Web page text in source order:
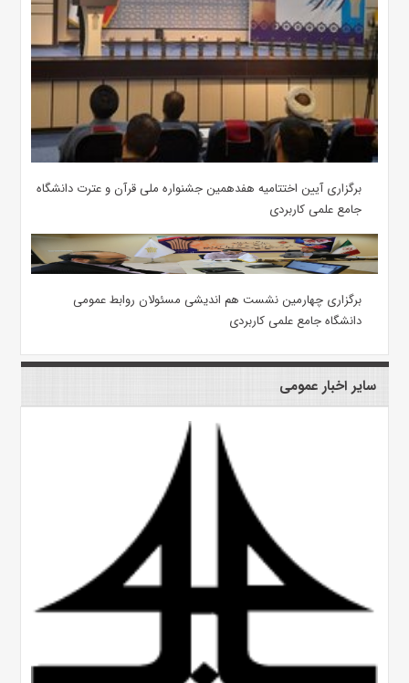
برگزاری آیین اختتامیه هفدهمین جشنواره ملی قرآن و عترت دانشگاه
جامع علمی کاربردی
برگزاری چهارمین نشست هم اندیشی مسئولان روابط عمومی
دانشگاه جامع علمی کاربردی
سایر اخبار عمومی